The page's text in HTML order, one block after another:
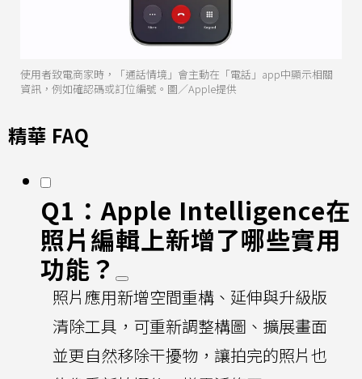
使用者致電商家時，「通話情境」會主動在「電話」app中顯示相關
資訊，例如確認碼或訂位編號。圖／Apple提供
精華 FAQ
Q1：Apple Intelligence在
照片編輯上新增了哪些實用
功能？
照片應用新增空間重構、延伸與升級版
清除工具，可重新調整構圖、擴展畫面
並更自然移除干擾物，讓拍完的照片也